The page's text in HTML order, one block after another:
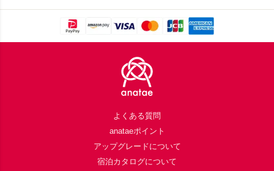
よくある質問
anataeポイント
アップグレードについて
宿泊カタログについて